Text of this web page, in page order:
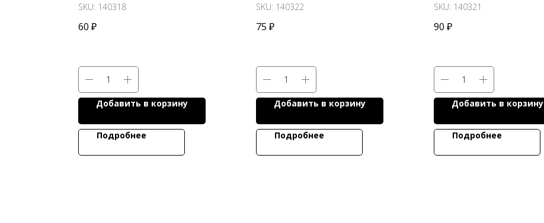
SKU: 140318
60 ₽
Добавить в корзину
Подробнее
SKU: 140322
75 ₽
Добавить в корзину
Подробнее
SKU: 140321
90 ₽
Добавить в корзину
Подробнее